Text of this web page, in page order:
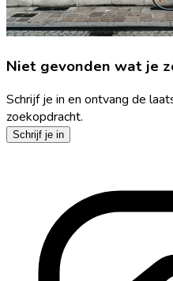
Niet gevonden wat je
Schrijf je in en ontvang de
zoekopdracht.
Schrijf je in